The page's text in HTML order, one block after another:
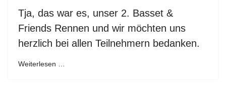
Tja, das war es, unser 2. Basset &
Friends Rennen und wir möchten uns
herzlich bei allen Teilnehmern bedanken.
Weiterlesen …